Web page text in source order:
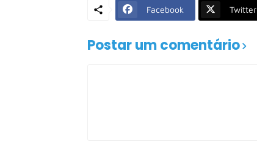
Facebook Twitter
Postar um comentário